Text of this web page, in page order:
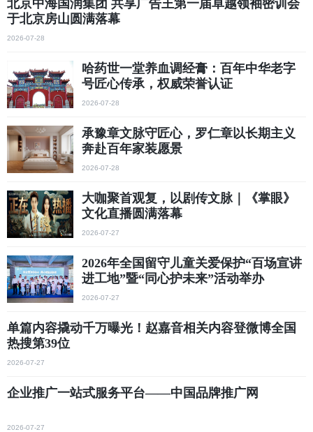
北京中海国润集团 共享广告王第一届卓越领袖密训会
于北京房山圆满落幕
2026-07-28
哈药世一堂养血调经膏：百年中华老字
号匠心传承，权威荣誉认证
2026-07-28
承豫章文脉守匠心，罗仁章以长期主义
奔赴百年家装愿景
2026-07-28
大咖聚首观复，以剧传文脉｜《掌眼》
文化直播圆满落幕
2026-07-27
2026年全国留守儿童关爱保护“百场宣讲
进工地”暨“同心护未来”活动举办
2026-07-27
单篇内容撬动千万曝光！赵嘉音相关内容登微博全国
热搜第39位
2026-07-27
企业推广一站式服务平台——中国品牌推广网
2026-07-27